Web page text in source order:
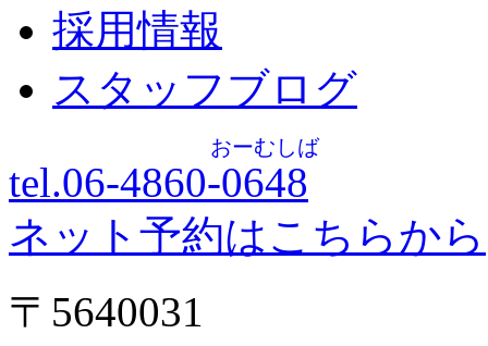
採用情報
スタッフブログ
tel.06-4860-0648
おーむしば
ネット予約はこちらから
〒5640031